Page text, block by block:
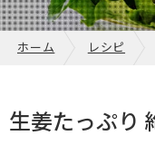
ホーム レシピ
生姜たっぷり